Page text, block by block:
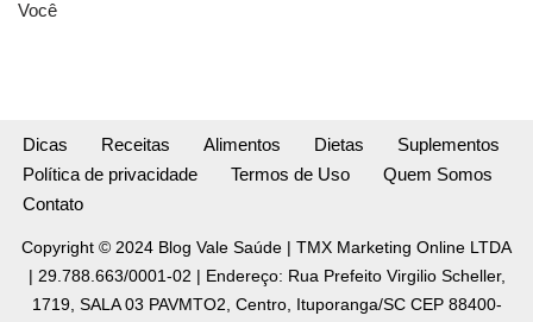
Você
Dicas Receitas Alimentos Dietas
Suplementos
Política de privacidade
Termos de Uso
Quem Somos
Contato
Copyright © 2024 Blog Vale Saúde | TMX Marketing Online LTDA
| 29.788.663/0001-02 | Endereço: Rua Prefeito Virgilio Scheller,
1719, SALA 03 PAVMTO2, Centro, Ituporanga/SC CEP 88400-